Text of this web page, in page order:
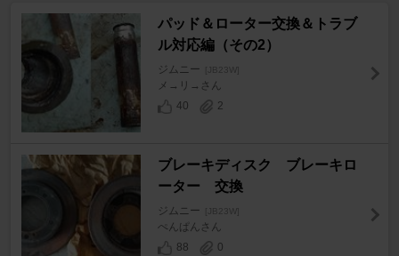
パッド＆ローター交換＆トラブ
ル対応編（その2）
ジムニー [JB23W]
メ→リ→さん
40
2
ブレーキディスク ブレーキロ
ーター 交換
ジムニー [JB23W]
ぺんぱんさん
88
0